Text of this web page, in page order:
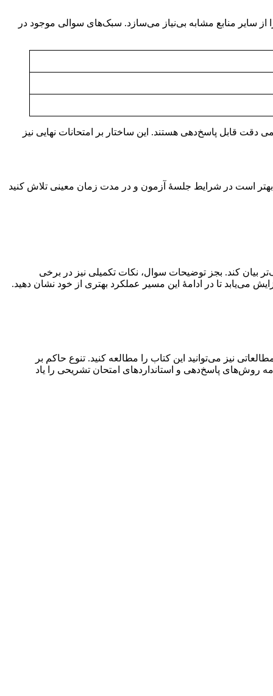
در بر می‌گیرد؛ این تعداد سوال شما را از سایر منابع مشابه بی‌نیاز می‌سازد. سبک‌های سوالی موجود در
قابل پاسخ‌دهی هستند. این ساختار بر امتحانات نهایی نیز
هستند. بهتر است در شرایط جلسهٔ آزمون و در مدت زمان معینی تلاش کنید
بیان کند. بجز توضیحات سوال، نکات تکمیلی نیز در برخی
تا در ادامهٔ این مسیر عملکرد بهتری از خود نشان دهید.
نیز می‌توانید این کتاب را مطالعه کنید. تنوع حاکم بر
روش‌های پاسخ‌دهی و استانداردهای امتحان تشریحی را یاد